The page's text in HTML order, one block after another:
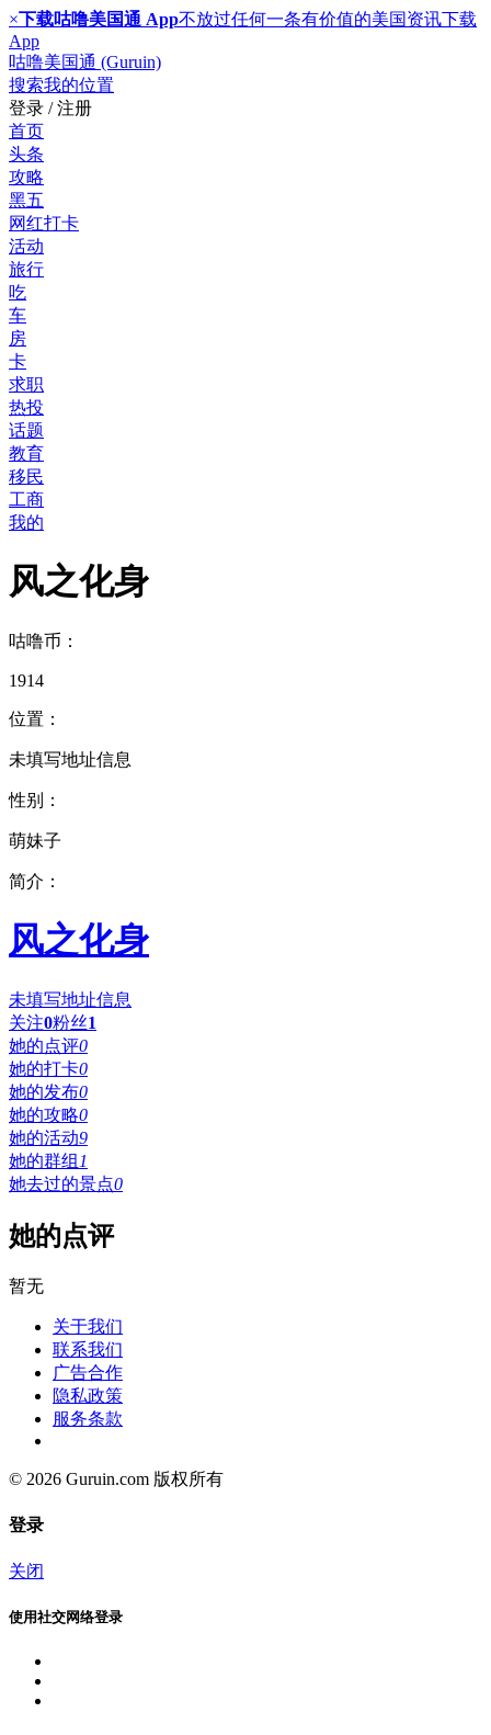
×下载咕噜美国通 App不放过任何一条有价值的美国资讯下载
App
咕噜美国通 (Guruin)
搜索我的位置
登录 / 注册
首页
头条
攻略
黑五
网红打卡
活动
旅行
吃
车
房
卡
求职
热投
话题
教育
移民
工商
我的
风之化身
咕噜币：
1914
位置：
未填写地址信息
性别：
萌妹子
简介：
风之化身
未填写地址信息
关注0粉丝1
她的点评0
她的打卡0
她的发布0
她的攻略0
她的活动9
她的群组 1
她去过的景点0
她的点评
暂无
关于我们
联系我们
广告合作
隐私政策
服务条款
© 2026 Guruin.com 版权所有
登录
关闭
使用社交网络登录